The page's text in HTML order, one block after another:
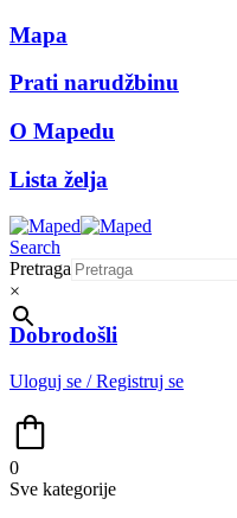
Mapa
Prati narudžbinu
O Mapedu
Lista želja
Search
Pretraga
×
Dobrodošli
Uloguj se / Registruj se
0
Sve kategorije